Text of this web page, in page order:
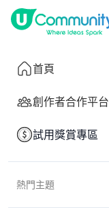
首頁
創作者合作平台
試用獎賞專區
熱門主題